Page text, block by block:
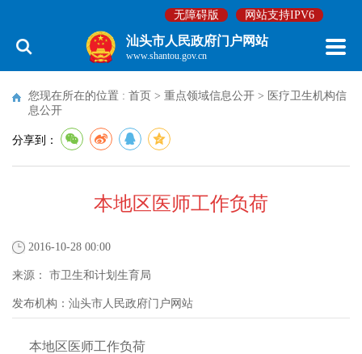
无障碍版 网站支持IPV6
汕头市人民政府门户网站
www.shantou.gov.cn
您现在所在的位置 : 首页 > 重点领域信息公开 > 医疗卫生机构信
息公开
分享到：
本地区医师工作负荷
2016-10-28 00:00
来源： 市卫生和计划生育局
发布机构： 汕头市人民政府门户网站
本地区医师工作负荷